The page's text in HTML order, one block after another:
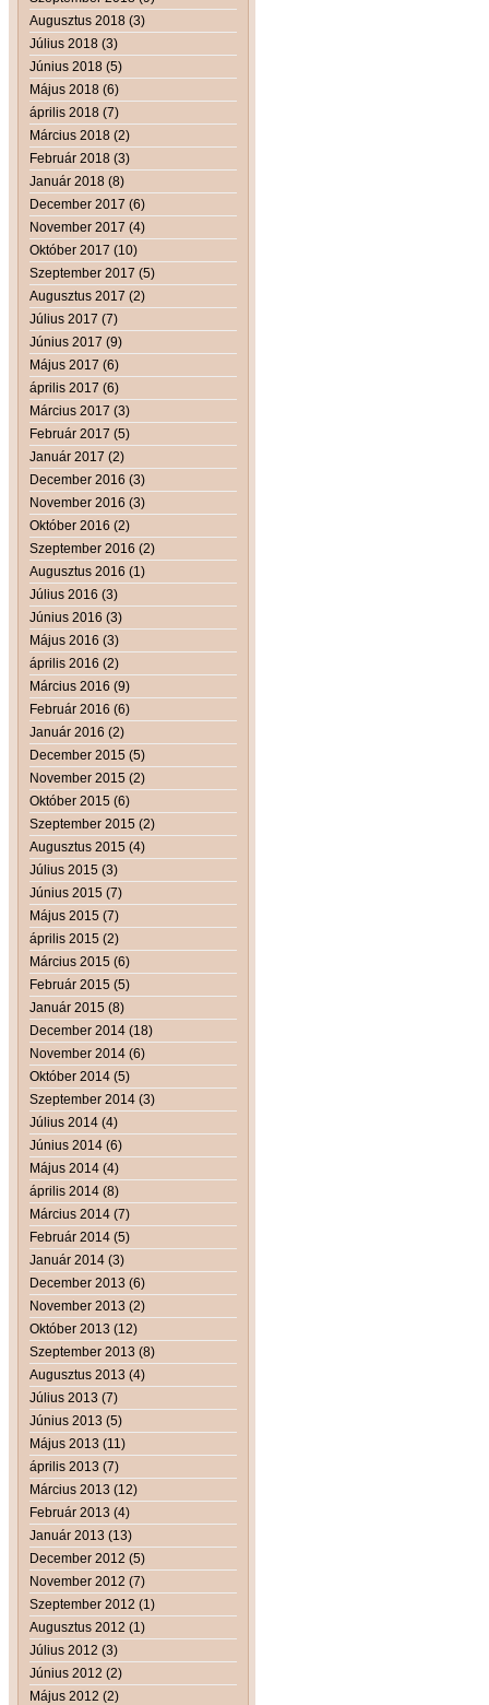
Augusztus 2018 (3)
Július 2018 (3)
Június 2018 (5)
Május 2018 (6)
április 2018 (7)
Március 2018 (2)
Február 2018 (3)
Január 2018 (8)
December 2017 (6)
November 2017 (4)
Október 2017 (10)
Szeptember 2017 (5)
Augusztus 2017 (2)
Július 2017 (7)
Június 2017 (9)
Május 2017 (6)
április 2017 (6)
Március 2017 (3)
Február 2017 (5)
Január 2017 (2)
December 2016 (3)
November 2016 (3)
Október 2016 (2)
Szeptember 2016 (2)
Augusztus 2016 (1)
Július 2016 (3)
Június 2016 (3)
Május 2016 (3)
április 2016 (2)
Március 2016 (9)
Február 2016 (6)
Január 2016 (2)
December 2015 (5)
November 2015 (2)
Október 2015 (6)
Szeptember 2015 (2)
Augusztus 2015 (4)
Július 2015 (3)
Június 2015 (7)
Május 2015 (7)
április 2015 (2)
Március 2015 (6)
Február 2015 (5)
Január 2015 (8)
December 2014 (18)
November 2014 (6)
Október 2014 (5)
Szeptember 2014 (3)
Július 2014 (4)
Június 2014 (6)
Május 2014 (4)
április 2014 (8)
Március 2014 (7)
Február 2014 (5)
Január 2014 (3)
December 2013 (6)
November 2013 (2)
Október 2013 (12)
Szeptember 2013 (8)
Augusztus 2013 (4)
Július 2013 (7)
Június 2013 (5)
Május 2013 (11)
április 2013 (7)
Március 2013 (12)
Február 2013 (4)
Január 2013 (13)
December 2012 (5)
November 2012 (7)
Szeptember 2012 (1)
Augusztus 2012 (1)
Július 2012 (3)
Június 2012 (2)
Május 2012 (2)